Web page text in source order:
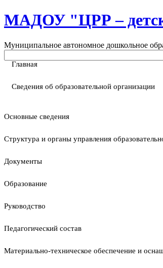
МАДОУ "ЦРР –
Муниципальное автономное дошкольное
Главная
Сведения об образовательной организации
Основные сведения
Структура и органы управления
Документы
Образование
Руководство
Педагогический состав
Материально-техническое обеспечение и